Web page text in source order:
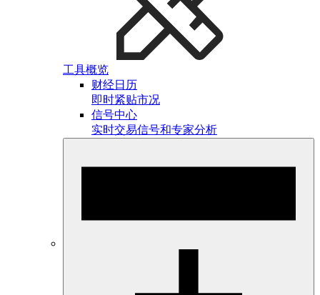
工具概览
财经日历
即时紧贴市况
信号中心
实时交易信号和专家分析